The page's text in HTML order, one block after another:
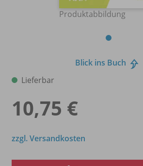
Produktabbildung
Blick ins Buch
Lieferbar
10,75 €
zzgl. Versandkosten